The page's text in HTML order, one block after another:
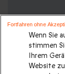
Wenn Sie
stimmen
Ihrem
Website
Fortfahren ohne